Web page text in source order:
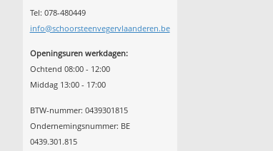
Tel: 078-480449
info@schoorsteenvegervlaanderen.be
Openingsuren werkdagen:
Ochtend 08:00 - 12:00
Middag 13:00 - 17:00
BTW-nummer: 0439301815
Ondernemingsnummer: BE
0439.301.815